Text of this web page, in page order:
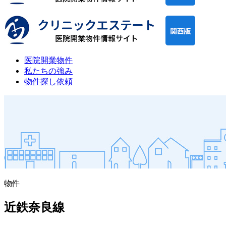
医院開業物件
私たちの強み
物件探し依頼
物件
近鉄奈良線